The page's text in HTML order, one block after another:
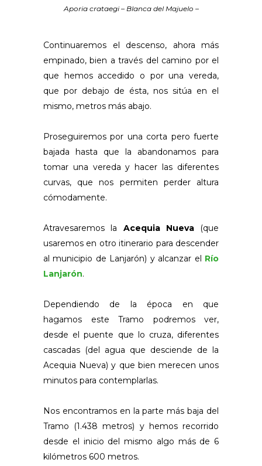
Aporia crataegi – Blanca del Majuelo –
Continuaremos el descenso, ahora más
empinado, bien a través del camino por el
que hemos accedido o por una vereda,
que por debajo de ésta, nos sitúa en el
mismo, metros más abajo.
Proseguiremos por una corta pero fuerte
bajada hasta que la abandonamos para
tomar una vereda y hacer las diferentes
curvas, que nos permiten perder altura
cómodamente.
Atravesaremos la Acequia Nueva(que
usaremos en otro itinerario para descender
al municipio de Lanjarón) y alcanzar el Río
Lanjarón.
Dependiendo de la época en que
hagamos este Tramo podremos ver,
desde el puente que lo cruza, diferentes
cascadas (del agua que desciende de la
Acequia Nueva) y que bien merecen unos
minutos para contemplarlas.
Nos encontramos en la parte más baja del
Tramo (1.438 metros) y hemos recorrido
desde el inicio del mismo algo más de 6
kilómetros 600 metros.